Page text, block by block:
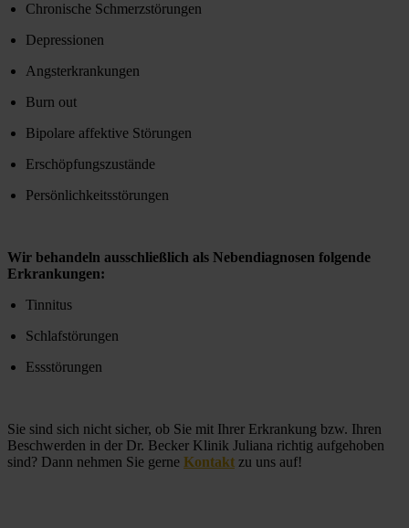
Chronische Schmerzstörungen
Depressionen
Angsterkrankungen
Burn out
Bipolare affektive Störungen
Erschöpfungszustände
Persönlichkeitsstörungen
Wir behandeln ausschließlich als Nebendiagnosen folgende
Erkrankungen:
Tinnitus
Schlafstörungen
Essstörungen
Sie sind sich nicht sicher, ob Sie mit Ihrer Erkrankung bzw. Ihren
Beschwerden in der Dr. Becker Klinik Juliana richtig aufgehoben
sind? Dann nehmen Sie gerne Kontakt zu uns auf!